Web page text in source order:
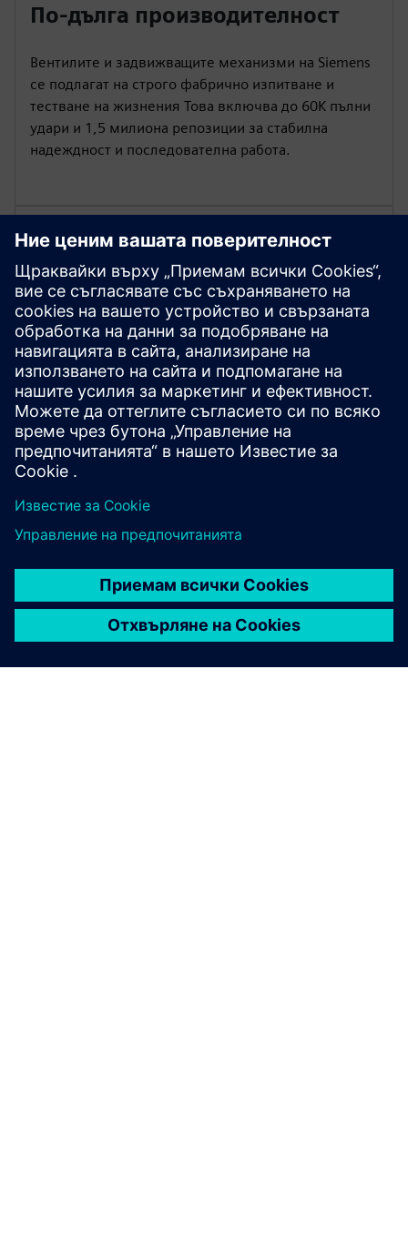
По-дълга производителност
Вентилите и задвижващите механизми на Siemens
се подлагат на строго фабрично изпитване и
тестване на жизнения Това включва до 60K пълни
удари и 1,5 милиона репозиции за стабилна
надеждност и последователна работа.
Прецизен контрол на потока
Нашите сферични клапани осигуряват точен
контрол за различни приложения.
Характеризираните оптимизатори на потока
осигуряват равен процент поток. Получете
затваряне от 200 PSI с изтичане ANSI клас IV
(0.01%) за двупосочно и трипосочно и 0% изтичане
за 6-посочно.